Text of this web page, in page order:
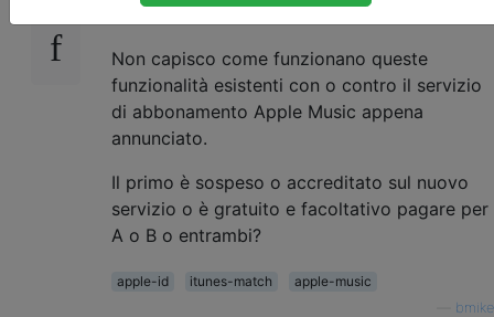
cloud.
Non capisco come funzionano queste
funzionalità esistenti con o contro il servizio
di abbonamento Apple Music appena
annunciato.
Il primo è sospeso o accreditato sul nuovo
servizio o è gratuito e facoltativo pagare per
A o B o entrambi?
apple-id itunes-match
apple-music
bmike